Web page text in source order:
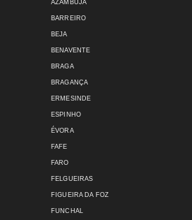
AZAMBUJA
BARREIRO
BEJA
BENAVENTE
BRAGA
BRAGANÇA
ERMESINDE
ESPINHO
ÉVORA
FAFE
FARO
FELGUEIRAS
FIGUEIRA DA FOZ
FUNCHAL